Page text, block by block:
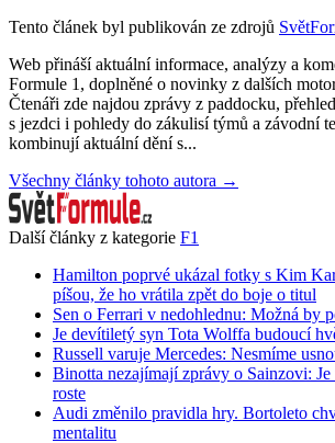
Tento článek byl publikován ze zdrojů
Web přináší aktuální informace, analýzy a
Formule 1, doplněné o novinky z dalších
Čtenáři zde najdou zprávy z paddocku,
s jezdci i pohledy do zákulisí týmů a závodní
kombinují aktuální dění s...
Všechny články tohoto autora →
Další články z kategorie F1
Hamilton poprvé ukázal fotky s Kim
píšou, že ho vrátila zpět do boje o titul
Sen o Ferrari v nedohlednu: Možná by
Je devítiletý syn Tota Wolffa budoucí
Russell varuje Mercedes: Nesmíme
Binotta nezajímají zprávy o Sainzovi:
roste
Audi změnilo pravidla hry. Bortoleto
mentalitu